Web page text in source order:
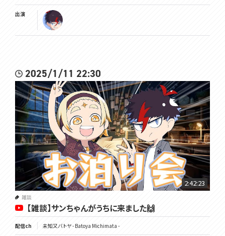
出演
2025/1/11 22:30
2:42:23
雑談
【雑談】サンちゃんがうちに来ました🙌
配信ch 未知又バトヤ - Batoya Michimata -